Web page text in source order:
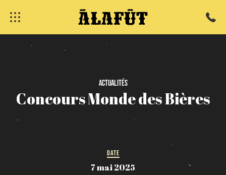
Actualités
ConcoursMondedesBières
DATE
7 mai 2025